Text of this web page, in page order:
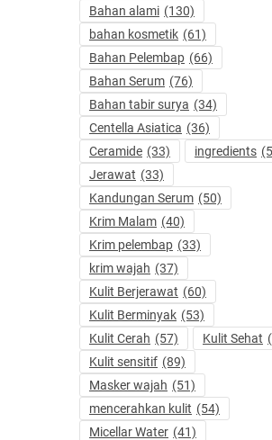
Bahan alami (130)
bahan kosmetik (61)
Bahan Pelembap (66)
Bahan Serum (76)
Bahan tabir surya (34)
Centella Asiatica (36)
Ceramide (33) ingredients
Jerawat (33)
Kandungan Serum (50)
Krim Malam (40)
Krim pelembap (33)
krim wajah (37)
Kulit Berjerawat (60)
Kulit Berminyak (53)
Kulit Cerah (57) Kulit Sehat
Kulit sensitif (89)
Masker wajah (51)
mencerahkan kulit (54)
Micellar Water (41)